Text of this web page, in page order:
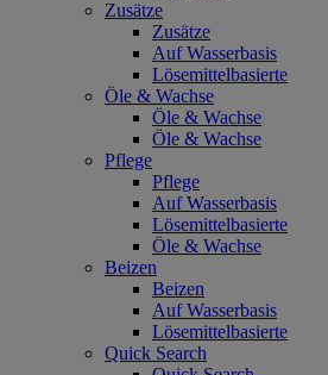
Zusätze
Zusätze
Auf Wasserbasis
Lösemittelbasierte
Öle & Wachse
Öle & Wachse
Öle & Wachse
Pflege
Pflege
Auf Wasserbasis
Lösemittelbasierte
Öle & Wachse
Beizen
Beizen
Auf Wasserbasis
Lösemittelbasierte
Quick Search